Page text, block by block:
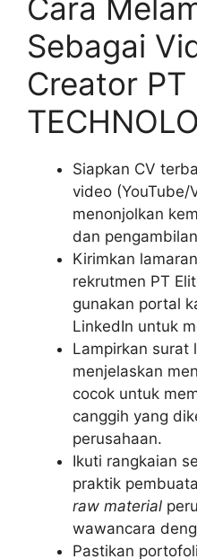
Cara
Sebagai
Creator PT
Siapkan CV
video (YouTube/
menonjolkan
dan
Kirimkan
rekrutmen PT
gunakan portal
LinkedIn untuk
Lampirkan surat
menjelaskan
cocok untuk
canggih yang
perusahaan.
Ikuti rangkaian
praktik
raw material
wawancara
Pastikan